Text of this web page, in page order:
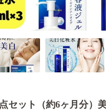
セット（約6ヶ月分）